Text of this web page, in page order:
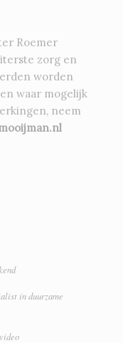
Roemer
zorg en
worden
waar mogelijk
neem
in duurzame